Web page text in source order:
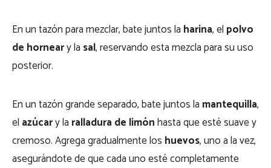
En un tazón para mezclar, bate juntos la harina, el polvo
de horneary la sal, reservando esta mezcla para su uso
posterior.
En un tazón grande separado, bate juntos la mantequilla,
el azúcary la ralladura de limónhasta que esté suave y
cremoso. Agrega gradualmente los huevos, uno a la vez,
asegurándote de que cada uno esté completamente